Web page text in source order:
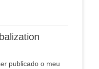
publicado o meu